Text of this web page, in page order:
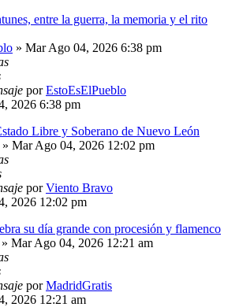
entre la guerra, la memoria y el rito
» Mar Ago 04, 2026 6:38 pm
porEstoEsElPueblo
2026 6:38 pm
Libre y Soberano de Nuevo León
» Mar Ago 04, 2026 12:02 pm
porViento Bravo
2026 12:02 pm
su día grande con procesión y flamenco
» Mar Ago 04, 2026 12:21 am
porMadridGratis
2026 12:21 am